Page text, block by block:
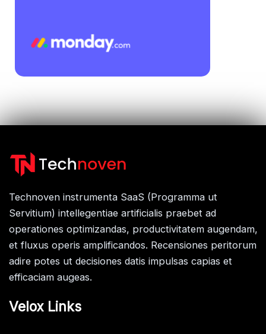
Technoven instrumenta SaaS (Programma ut
Servitium) intellegentiae artificialis praebet ad
operationes optimizandas, productivitatem augendam,
et fluxus operis amplificandos. Recensiones peritorum
adire potes ut decisiones datis impulsas capias et
efficaciam augeas.
Velox Links